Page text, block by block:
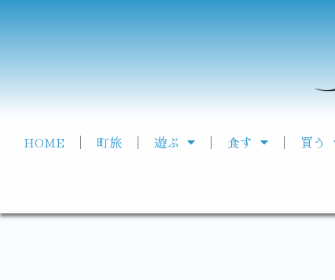
HOME 町旅 遊ぶ 食す 買う